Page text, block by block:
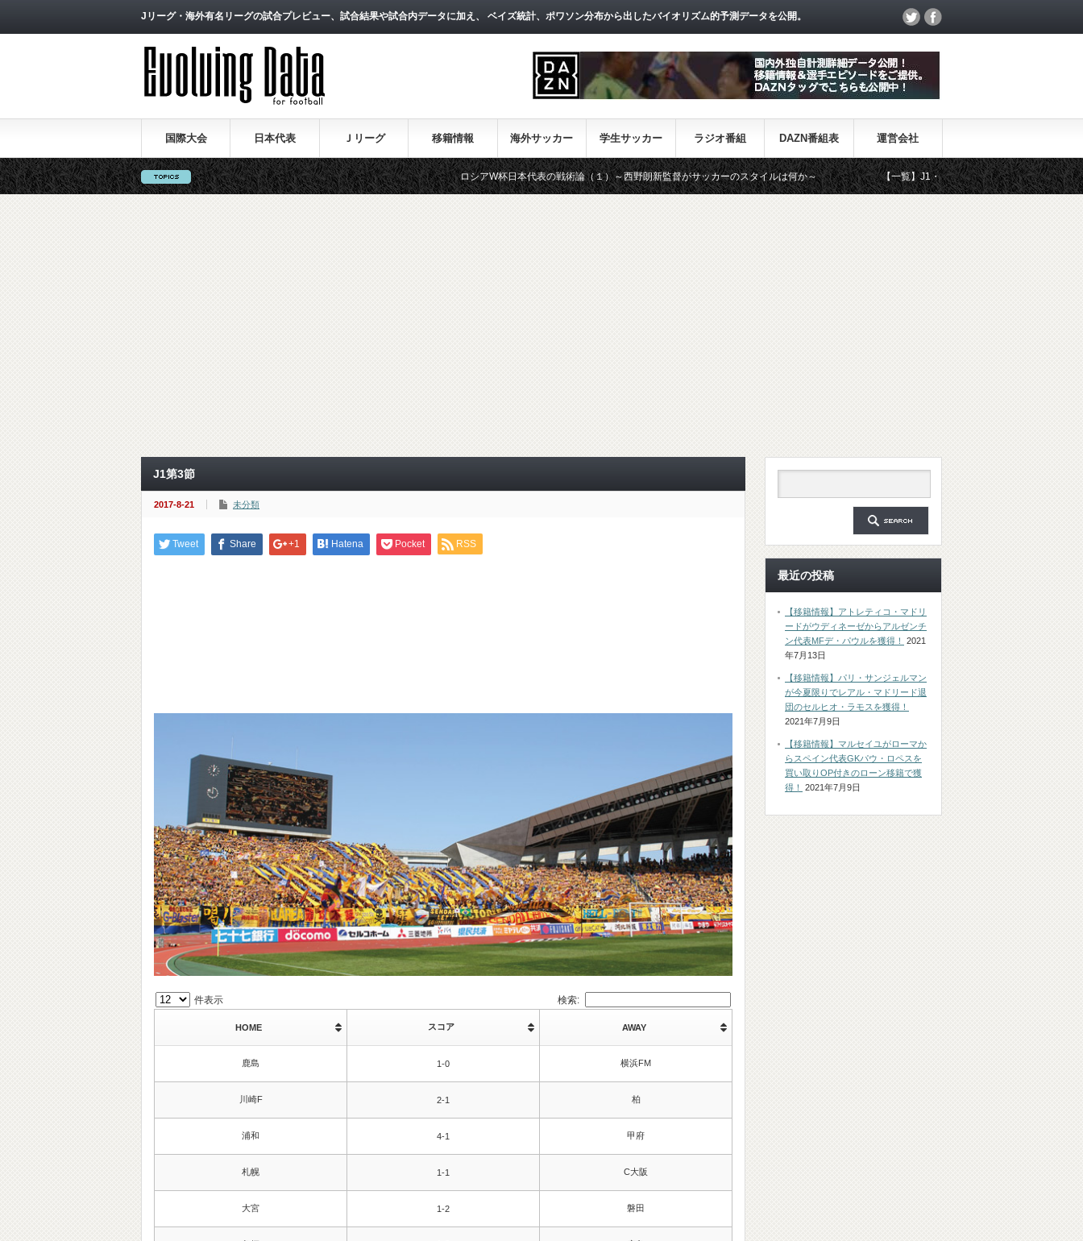
Jリーグ・海外有名リーグの試合プレビュー、試合結果や試合内データに加え、 ベイズ統計、ポワソン分布から出したバイオリズム的予測データを公開。
国際大会 日本代表 Ｊリーグ 移籍情報 海外サッカー 学生サッカー ラジオ番組 DAZN番組表 運営会社
ロシアW杯日本代表の戦術論（１）～西野朗新監督がサッカーのスタイルは何か～ 【一覧】J1・J2・J3リーグ「退団・戦力外選手＆新加入
J1第3節
2017-8-21 未分類
Tweet Share +1 Hatena Pocket RSS
件表示 検索:
HOME スコア AWAY
鹿島 1-0 横浜FM
川崎F 2-1 柏
浦和 4-1 甲府
札幌 1-1 C大阪
大宮 1-2 磐田
最近の投稿
【移籍情報】アトレティコ・マドリ
ードがウディネーゼからアルゼンチ
ン代表MFデ・パウルを獲得！
2021
年7月13日
【移籍情報】パリ・サンジェルマン
が今夏限りでレアル・マドリード退
団のセルヒオ・ラモスを獲得！
2021年7月9日
【移籍情報】マルセイユがローマか
らスペイン代表GKパウ・ロペスを
買い取りOP付きのローン移籍で獲
得！
2021年7月9日